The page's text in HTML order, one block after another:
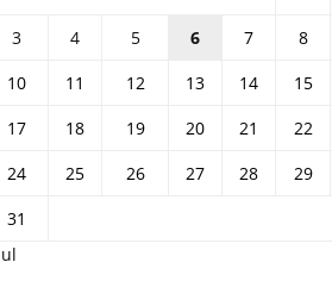
3
4 5 6 7 8
10
11 12 13 14 15
17
18 19 20 21 22
24
25 26 27 28 29
31